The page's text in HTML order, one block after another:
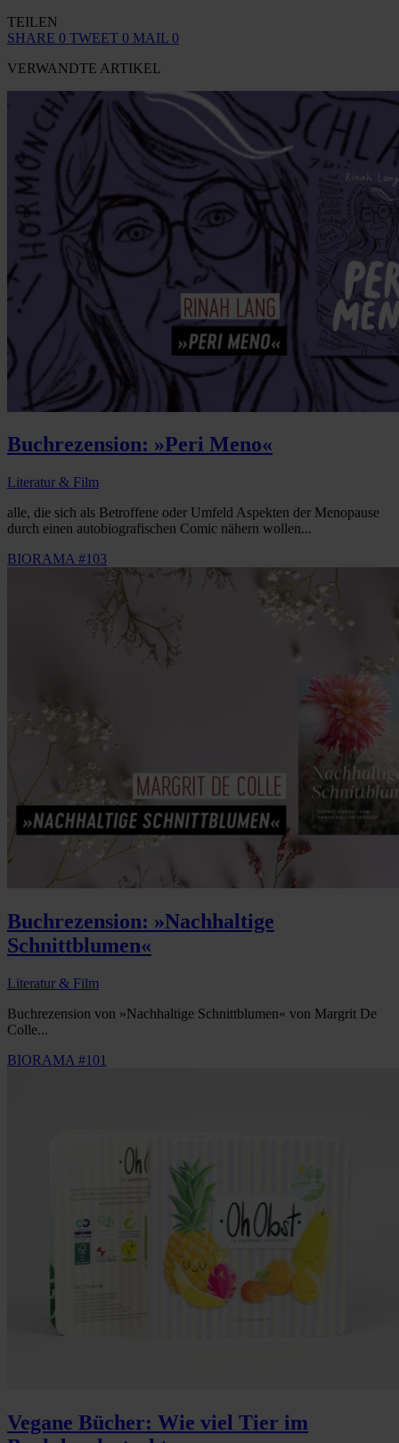
TEILEN
SHARE 0 TWEET 0 MAIL 0
VERWANDTE ARTIKEL
Buchrezension: »Peri Meno«
Literatur & Film
alle, die sich als Betroffene oder Umfeld Aspekten der Menopause
durch einen autobiografischen Comic nähern wollen...
BIORAMA #103
Buchrezension: »Nachhaltige
Schnittblumen«
Literatur & Film
Buchrezension von »Nachhaltige Schnittblumen« von Margrit De
Colle...
BIORAMA #101
Vegane Bücher: Wie viel Tier im